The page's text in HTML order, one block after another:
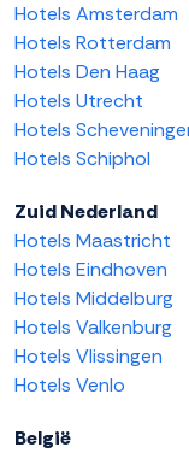
Hotels Amsterdam
Hotels Rotterdam
Hotels Den Haag
Hotels Utrecht
Hotels
Hotels Schiphol
Zuid Nederland
Hotels Maastricht
Hotels Eindhoven
Hotels Middelburg
Hotels Valkenburg
Hotels Vlissingen
Hotels Venlo
België